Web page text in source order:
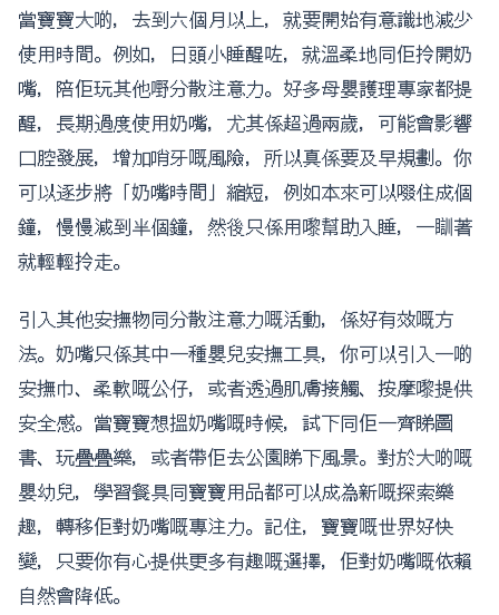
當寶寶大啲，去到六個月以上，就要開始有意識地減少
使用時間。例如，日頭小睡醒咗，就溫柔地同佢拎開奶
嘴，陪佢玩其他嘢分散注意力。好多母嬰護理專家都提
醒，長期過度使用奶嘴，尤其係超過兩歲，可能會影響
口腔發展，增加哨牙嘅風險，所以真係要及早規劃。你
可以逐步將「奶嘴時間」縮短，例如本來可以啜住成個
鐘，慢慢減到半個鐘，然後只係用嚟幫助入睡，一瞓著
就輕輕拎走。
引入其他安撫物同分散注意力嘅活動，係好有效嘅方
法。奶嘴只係其中一種嬰兒安撫工具，你可以引入一啲
安撫巾、柔軟嘅公仔，或者透過肌膚接觸、按摩嚟提供
安全感。當寶寶想搵奶嘴嘅時候，試下同佢一齊睇圖
書、玩疊疊樂，或者帶佢去公園睇下風景。對於大啲嘅
嬰幼兒，學習餐具同寶寶用品都可以成為新嘅探索樂
趣，轉移佢對奶嘴嘅專注力。記住，寶寶嘅世界好快
變，只要你有心提供更多有趣嘅選擇，佢對奶嘴嘅依賴
自然會降低。